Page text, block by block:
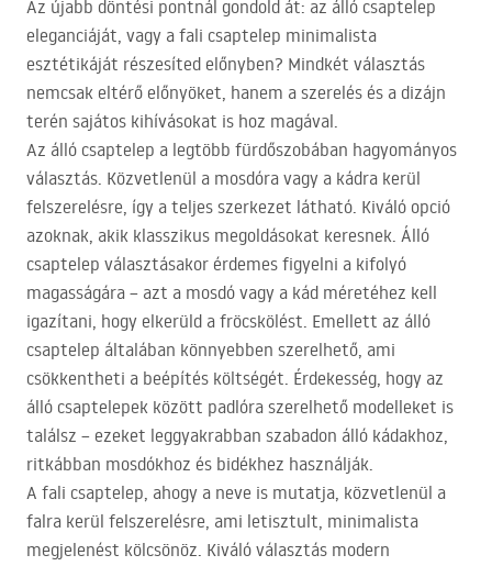
Az újabb döntési pontnál gondold át: az álló csaptelep
eleganciáját, vagy a fali csaptelep minimalista
esztétikáját részesíted előnyben? Mindkét választás
nemcsak eltérő előnyöket, hanem a szerelés és a dizájn
terén sajátos kihívásokat is hoz magával.
Az álló csaptelep a legtöbb fürdőszobában hagyományos
választás. Közvetlenül a mosdóra vagy a kádra kerül
felszerelésre, így a teljes szerkezet látható. Kiváló opció
azoknak, akik klasszikus megoldásokat keresnek. Álló
csaptelep választásakor érdemes figyelni a kifolyó
magasságára – azt a mosdó vagy a kád méretéhez kell
igazítani, hogy elkerüld a fröcskölést. Emellett az álló
csaptelep általában könnyebben szerelhető, ami
csökkentheti a beépítés költségét. Érdekesség, hogy az
álló csaptelepek között padlóra szerelhető modelleket is
találsz – ezeket leggyakrabban szabadon álló kádakhoz,
ritkábban mosdókhoz és bidékhez használják.
A fali csaptelep, ahogy a neve is mutatja, közvetlenül a
falra kerül felszerelésre, ami letisztult, minimalista
megjelenést kölcsönöz. Kiváló választás modern